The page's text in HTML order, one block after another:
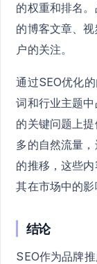
的权重和排名
的博客文章、
户的关注。
通过SEO优化
词和行业主题
的关键问题上
多的自然流量
的推移，这些
其在市场中的影
结论
SEO作为品牌